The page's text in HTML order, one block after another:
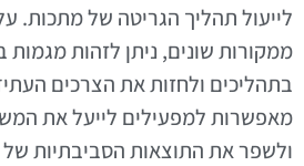
לייעול תהליך הגריטה של מתכות. על
ממקורות שונים, ניתן לזהות
בתהליכים ולחזות את הצרכים
מאפשרות למפעילים לייעל את
ולשפר את התוצאות הסביבתיות